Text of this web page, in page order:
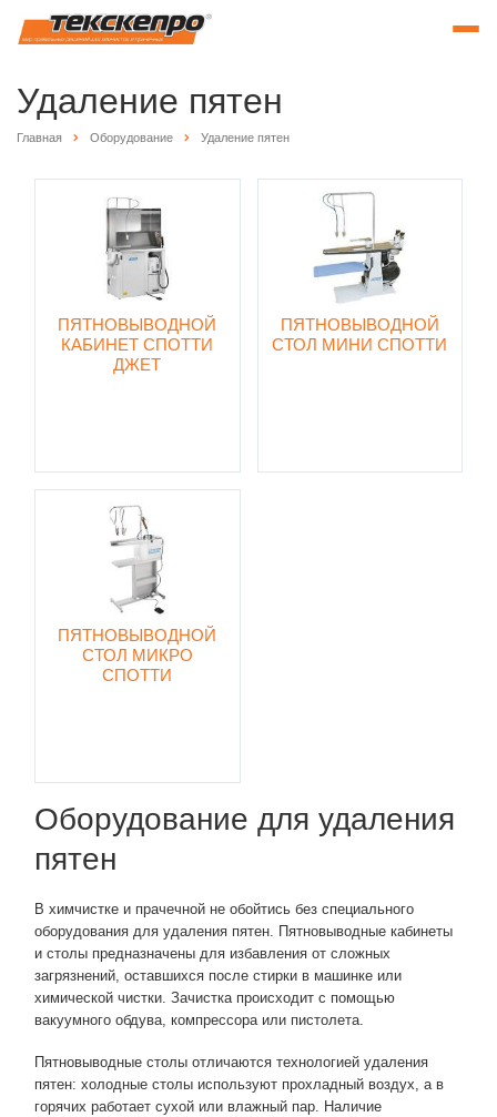
Удаление пятен
Главная Оборудование Удаление пятен
ПЯТНОВЫВОДНОЙ
КАБИНЕТ СПОТТИ
ДЖЕТ
ПЯТНОВЫВОДНОЙ
СТОЛ МИНИ СПОТТИ
ПЯТНОВЫВОДНОЙ
СТОЛ МИКРО
СПОТТИ
Оборудование для удаления
пятен
В химчистке и прачечной не обойтись без специального
оборудования для удаления пятен. Пятновыводные кабинеты
и столы предназначены для избавления от сложных
загрязнений, оставшихся после стирки в машинке или
химической чистки. Зачистка происходит с помощью
вакуумного обдува, компрессора или пистолета.
Пятновыводные столы отличаются технологией удаления
пятен: холодные столы используют прохладный воздух, а в
горячих работает сухой или влажный пар. Наличие